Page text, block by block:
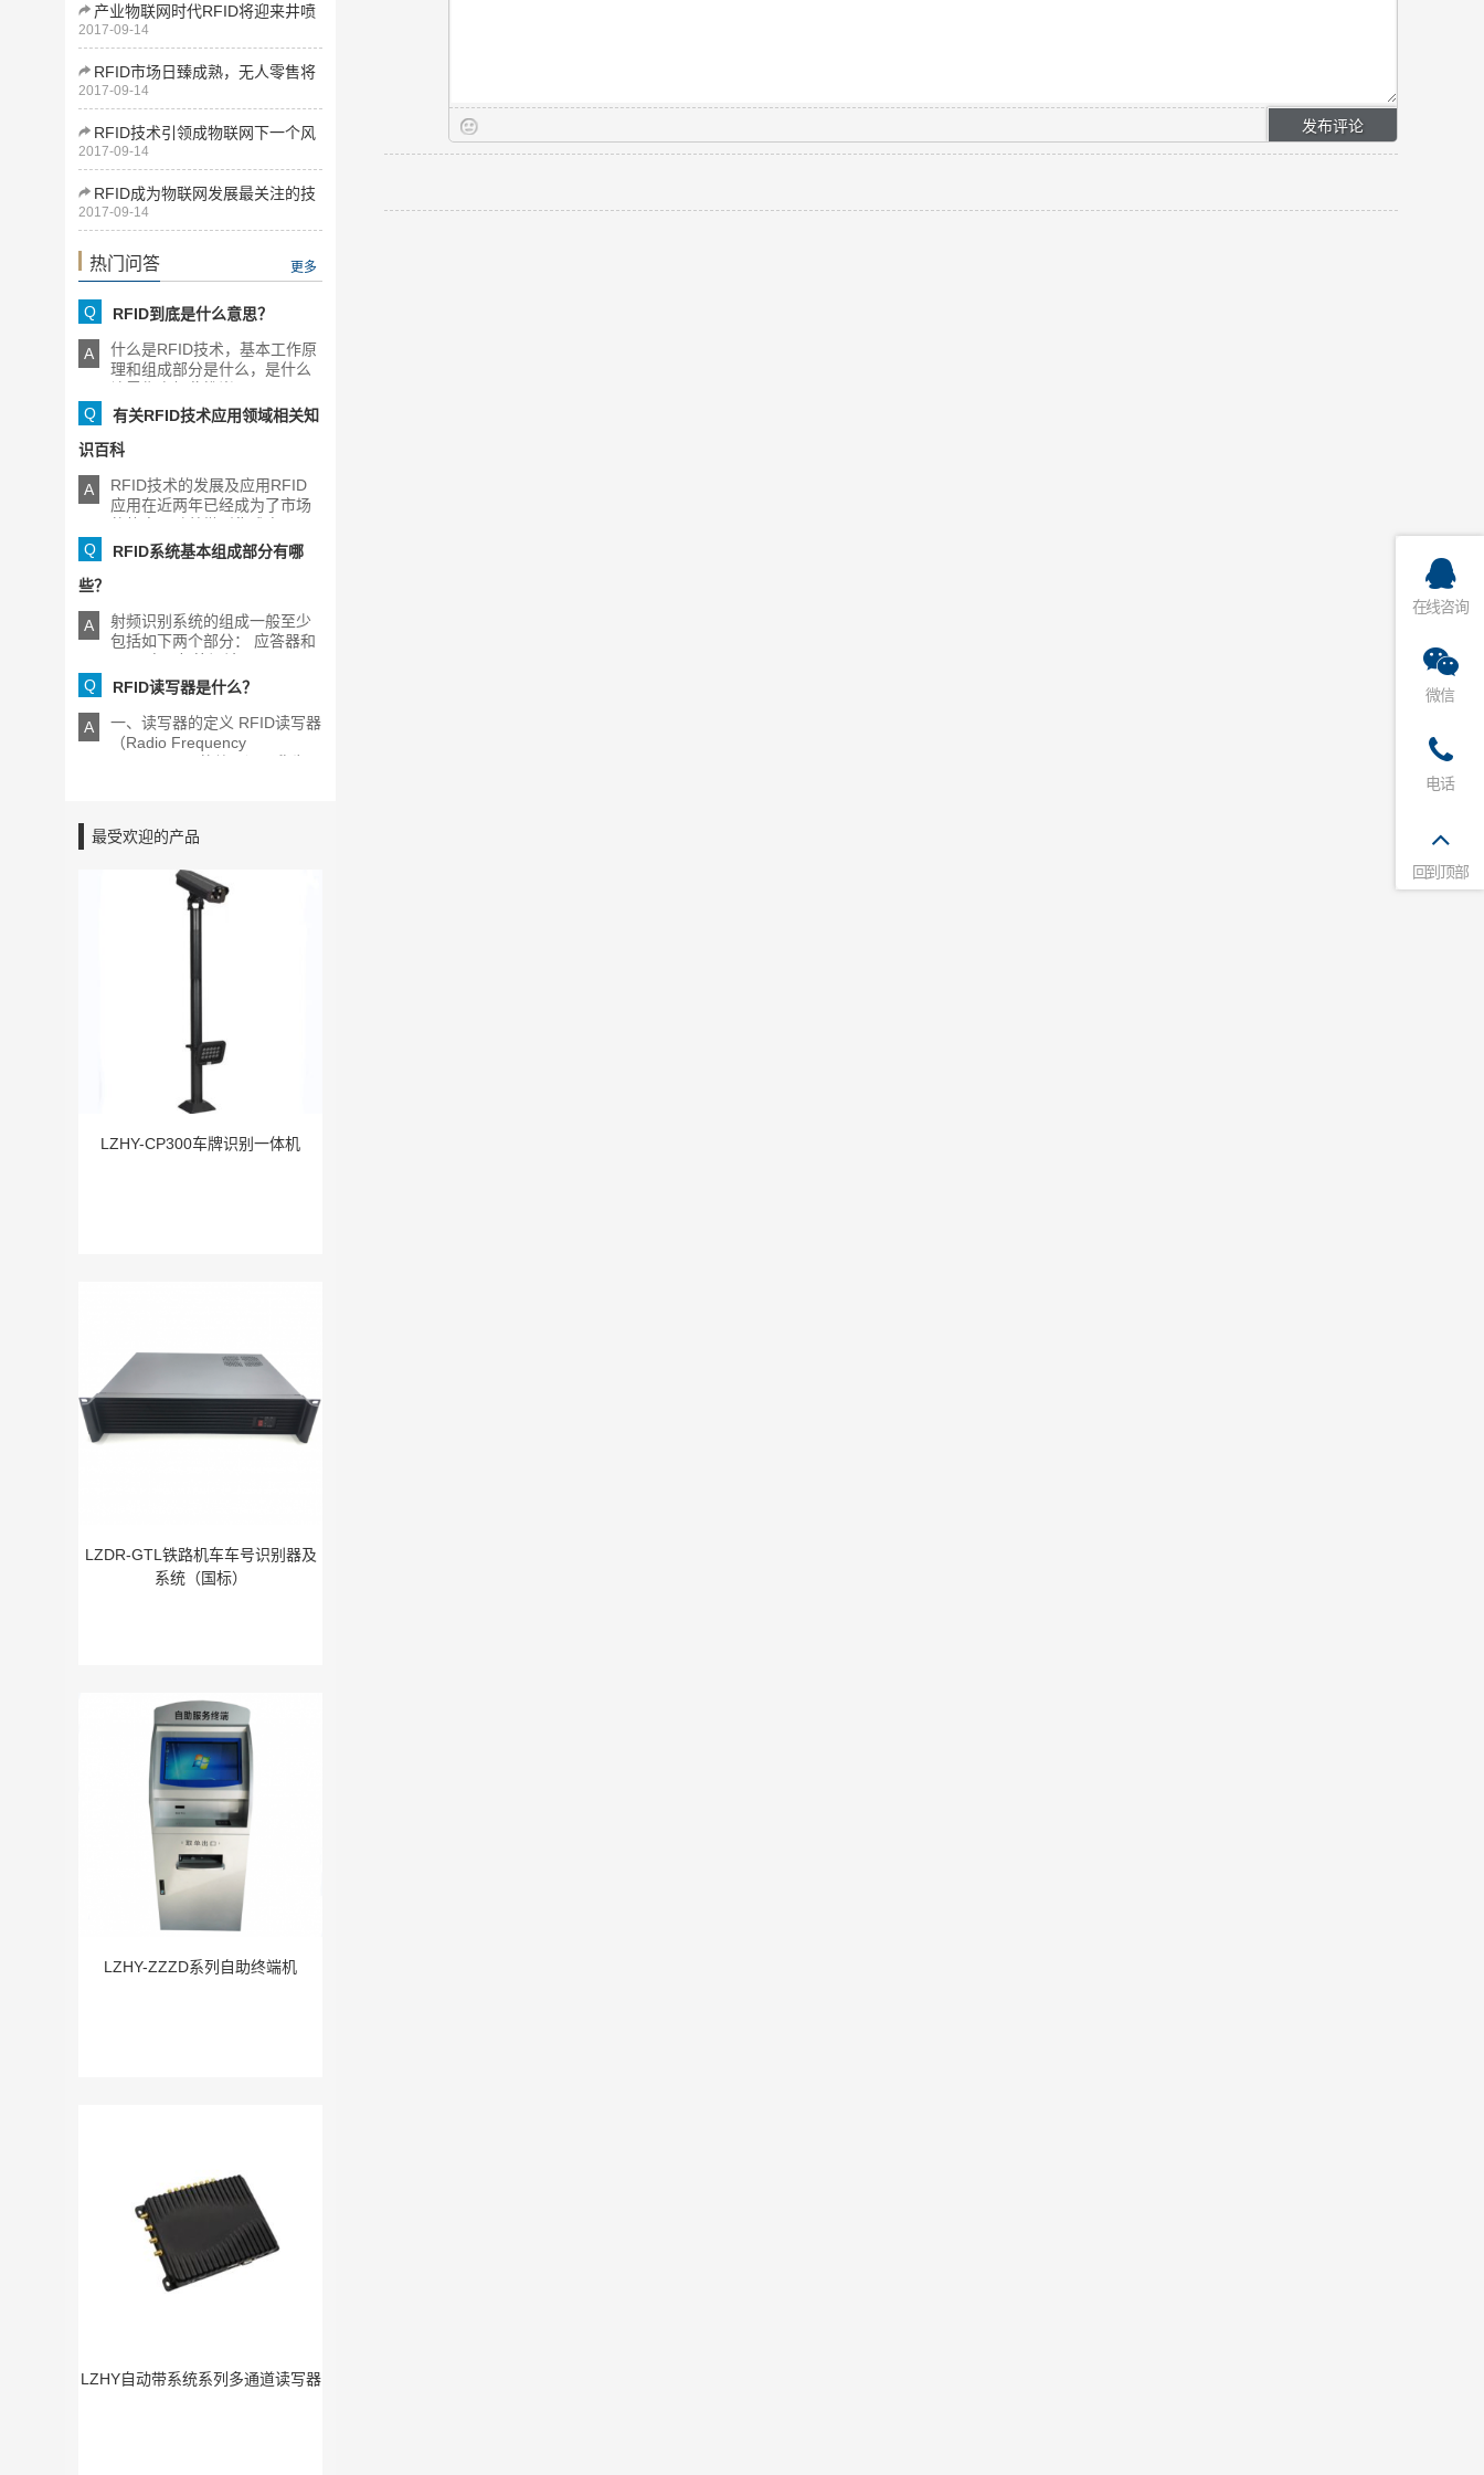
产业物联网时代RFID将迎来井喷
式发展
2017-09-14
RFID市场日臻成熟，无人零售将
为下一增长点
2017-09-14
RFID技术引领成物联网下一个风
口
2017-09-14
RFID成为物联网发展最关注的技
术
2017-09-14
热门问答 更多
Q RFID到底是什么意思？
A
什么是RFID技术，基本工作原
理和组成部分是什么，是什么
Q
有关RFID技术应用领域相关知
识百科
A
RFID技术的发展及应用RFID
应用在近两年已经成为了市场
Q
RFID系统基本组成部分有哪
些？
A
射频识别系统的组成一般至少
包括如下两个部分： 应答器和
Q
RFID读写器是什么？
A
一、读写器的定义 RFID读写器
（Radio Frequency
最受欢迎的产品
LZHY-CP300车牌识别一体机
LZDR-GTL铁路机车车号识别器及
系统（国标）
LZHY-ZZZD系列自助终端机
LZHY自动带系统系列多通道读写器
在线咨询
微信
电话
回到顶部